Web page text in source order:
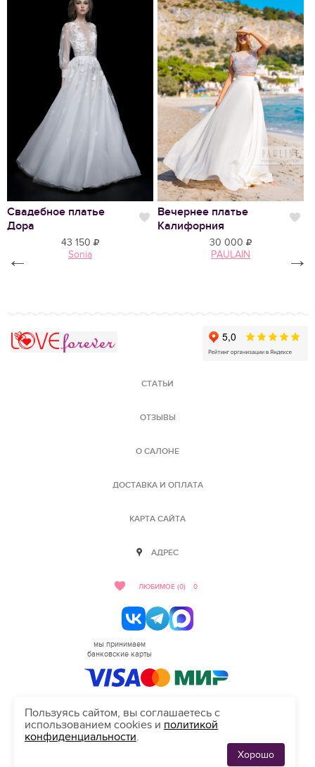
Нравится
Свадебное платье
Дора
Нравится
43 150
Sonia
Вечернее платье
Калифорния
30 000
PAULAIN
← →
СТАТЬИ
ОТЗЫВЫ
О САЛОНЕ
ДОСТАВКА И ОПЛАТА
КАРТА САЙТА
АДРЕС
ЛЮБИМОЕ (0) 0
мы принимаем
банковские карты
HELLO@SALON-LOVE.RU
Пользуясь сайтом, вы соглашаетесь с
использованием cookies и политикой
конфиденциальности.
Хорошо